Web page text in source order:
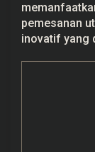
pemesanan
inovatif yang